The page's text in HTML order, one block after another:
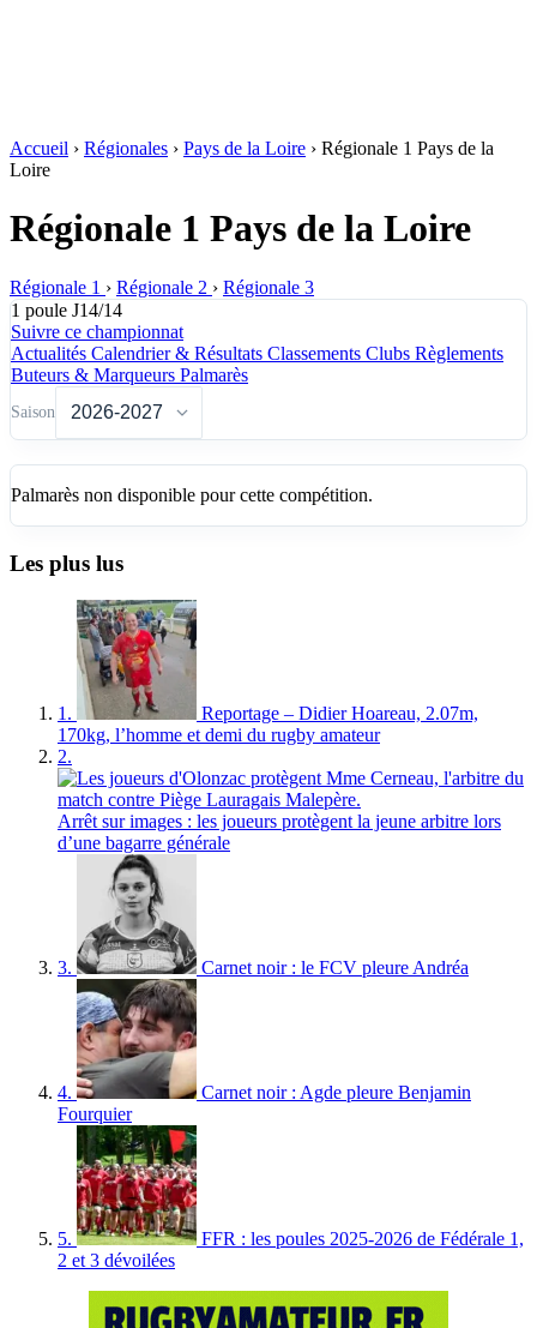
Accueil › Régionales › Pays de la Loire › Régionale 1 Pays de la
Loire
Régionale 1 Pays de la Loire
Régionale 1 › Régionale 2 › Régionale 3
1 poule J14/14
Suivre ce championnat
Actualités Calendrier & Résultats Classements Clubs Règlements
Buteurs & Marqueurs Palmarès
Saison
Palmarès non disponible pour cette compétition.
Les plus lus
1.
Reportage – Didier Hoareau, 2.07m,
170kg, l’homme et demi du rugby amateur
2.
Arrêt sur images : les joueurs protègent la jeune arbitre lors
d’une bagarre générale
3. Carnet noir : le FCV pleure Andréa
4.
Carnet noir : Agde pleure Benjamin
Fourquier
5.
FFR : les poules 2025-2026 de Fédérale 1,
2 et 3 dévoilées